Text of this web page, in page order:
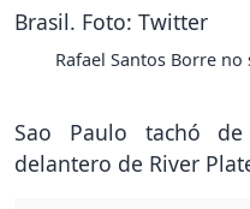
Rafael Santos Borre
Sao Paulo tachó
delantero de River